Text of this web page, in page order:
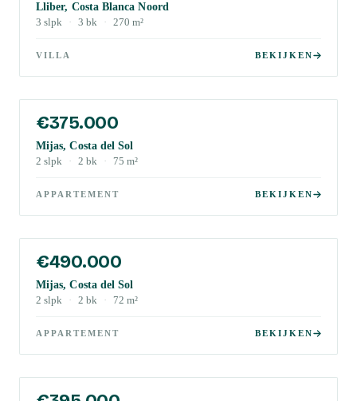
Lliber, Costa Blanca Noord
3 slpk · 3 bk · 270 m²
VILLA BEKIJKEN
€375.000
Mijas, Costa del Sol
2 slpk · 2 bk · 75 m²
APPARTEMENT BEKIJKEN
€490.000
Mijas, Costa del Sol
2 slpk · 2 bk · 72 m²
APPARTEMENT BEKIJKEN